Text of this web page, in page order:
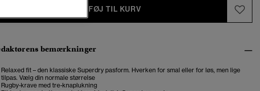
TILFØJ TIL KURV
bemærkninger
Relaxed fit – den klassiske Superdry pasform. Hverken for smal eller for løs, men lige
tilpas. Vælg din normale størrelse
Rugby-krave med tre-knaplukning